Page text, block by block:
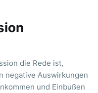
die Rede ist,
negative Auswirkungen
und Einbußen